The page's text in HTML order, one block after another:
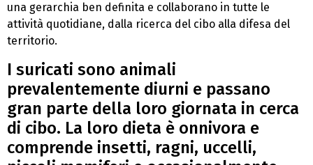
una gerarchia ben definita e collaborano in tutte le
attività quotidiane, dalla ricerca del cibo alla difesa del
territorio.
I suricati sono animali
prevalentemente diurni e passano
gran parte della loro giornata in cerca
di cibo. La loro dieta è onnivora e
comprende insetti, ragni, uccelli,